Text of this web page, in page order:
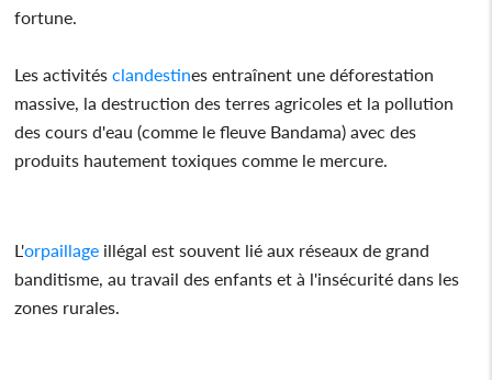
fortune.
Les activitésclandestines entraînent une déforestation
massive, la destruction des terres agricoles et la pollution
des cours d'eau (comme le fleuve Bandama) avec des
produits hautement toxiques comme le mercure.
L'orpaillage illégal est souvent lié aux réseaux de grand
banditisme, au travail des enfants et à l'insécurité dans les
zones rurales.